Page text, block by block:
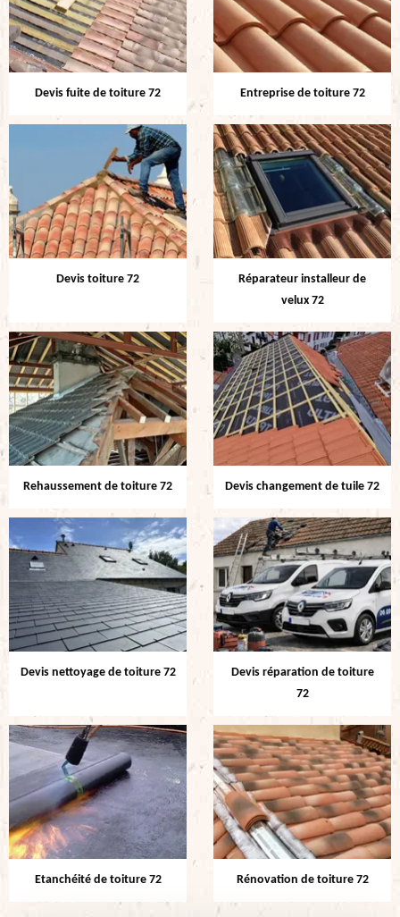
Devis fuite de toiture 72 Entreprise de toiture 72
Devis toiture 72
Réparateur installeur de
velux 72
Rehaussement de toiture 72 Devis changement de tuile 72
Devis nettoyage de toiture 72
Devis réparation de toiture
72
Etanchéité de toiture 72 Rénovation de toiture 72